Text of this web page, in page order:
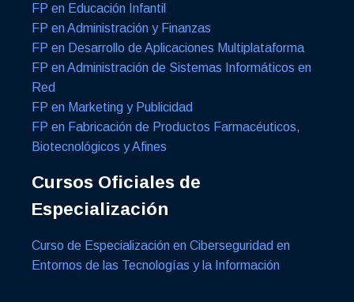
FP en Educación Infantil
FP en Administración y Finanzas
FP en Desarrollo de Aplicaciones Multiplataforma
FP en Administración de Sistemas Informáticos en
Red
FP en Marketing y Publicidad
FP en Fabricación de Productos Farmacéuticos,
Biotecnológicos y Afines
Cursos Oficiales de
Especialización
Curso de Especialización en Ciberseguridad en
Entornos de las Tecnologías y la Información